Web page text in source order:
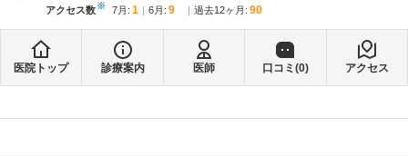
アクセス数※ 7月 : 1 6月 : 9 過去12ヶ月: 90
医院トップ 診療案内 医師 口コミ(0) アクセス